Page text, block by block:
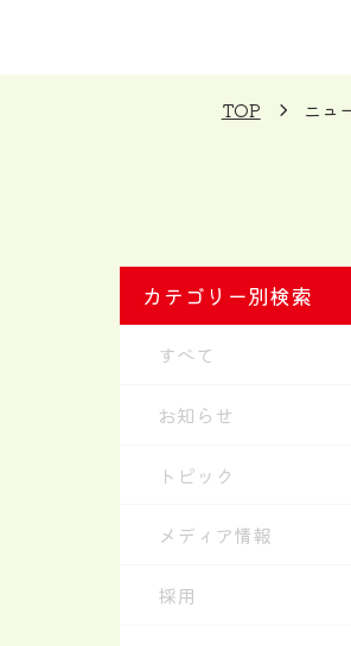
TOP ニュ
カテゴリー別検索
すべて
お知らせ
トピック
メディア情報
採用